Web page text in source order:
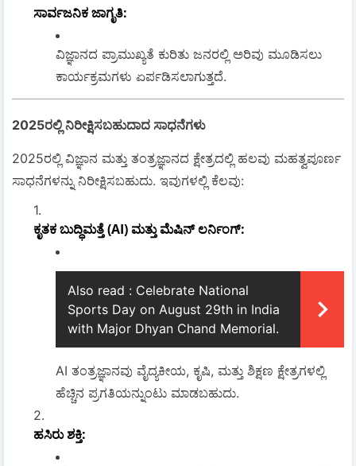
ಸಾರ್ವಜನಿಕ ಜಾಗೃತಿ:
ವಿಜ್ಞಾನದ ಪ್ರಾಮುಖ್ಯತೆ ಕುರಿತು ಜನರಲ್ಲಿ ಅರಿವು ಮೂಡಿಸಲು
ಕಾರ್ಯಕ್ರಮಗಳು ಏರ್ಪಡಿಸಲಾಗುತ್ತದೆ.
2025ರಲ್ಲಿ ನಿರೀಕ್ಷಿಸಬಹುದಾದ ಸಾಧನೆಗಳು
2025ರಲ್ಲಿ ವಿಜ್ಞಾನ ಮತ್ತು ತಂತ್ರಜ್ಞಾನದ ಕ್ಷೇತ್ರದಲ್ಲಿ ಹಲವು ಮಹತ್ವಪೂರ್ಣ
ಸಾಧನೆಗಳನ್ನು ನಿರೀಕ್ಷಿಸಬಹುದು. ಇವುಗಳಲ್ಲಿ ಕೆಲವು:
ಕೃತಕ ಬುದ್ಧಿಮತ್ತೆ (AI) ಮತ್ತು ಮೆಷಿನ್ ಲರ್ನಿಂಗ್:
Also read : Celebrate National
Sports Day on August 29th in India
with Major Dhyan Chand Memorial.
AI ತಂತ್ರಜ್ಞಾನವು ವೈದ್ಯಕೀಯ, ಕೃಷಿ, ಮತ್ತು ಶಿಕ್ಷಣ ಕ್ಷೇತ್ರಗಳಲ್ಲಿ
ಹೆಚ್ಚಿನ ಪ್ರಗತಿಯನ್ನುಂಟು ಮಾಡಬಹುದು.
ಹಸಿರು ಶಕ್ತಿ: